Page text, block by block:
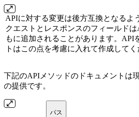
APIに対する変更は後方互換となるよ
クエストとレスポンスのフィールド
もに追加されることがあります。API
トはこの点を考慮に入れて作成してく
下記のAPIメソッドのドキュメントは
の提供です。
パス